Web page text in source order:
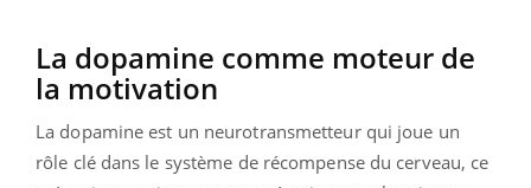
La dopamine comme moteur de
la motivation
La dopamine est un neurotransmetteur qui joue un
rôle clé dans le système de récompense du cerveau, ce